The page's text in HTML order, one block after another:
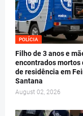
POLÍCIA
Filho de 3 anos e
encontrados mortos
de residência em
Santana
August 02, 2026